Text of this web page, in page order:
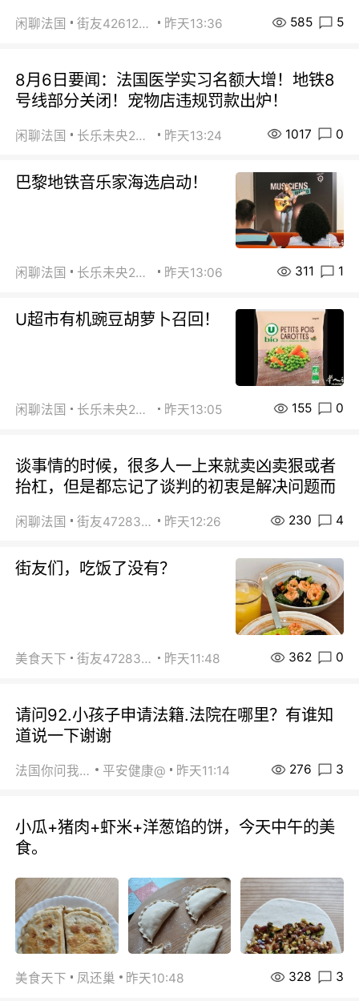
闲聊法国 街友42612092 昨天13:36 585 5
8月6日要闻：法国医学实习名额大增！地铁8
号线部分关闭！宠物店违规罚款出炉！
闲聊法国 长乐未央2015 昨天13:24 1017 0
巴黎地铁音乐家海选启动！
闲聊法国 长乐未央2015 昨天13:06 311 1
U超市有机豌豆胡萝卜召回！
闲聊法国 长乐未央2015 昨天13:05 155 0
谈事情的时候，很多人一上来就卖凶卖狠或者
抬杠，但是都忘记了谈判的初衷是解决问题而
闲聊法国 街友472838572 昨天12:26 230 4
街友们，吃饭了没有？
美食天下 街友472838572 昨天11:48 362 0
请问92.小孩子申请法籍.法院在哪里？有谁知
道说一下谢谢
法国你问我答 平安健康@ 昨天11:14 276 3
小瓜+猪肉+虾米+洋葱馅的饼，今天中午的美
食。
美食天下 凤还巢 昨天10:48 328 3